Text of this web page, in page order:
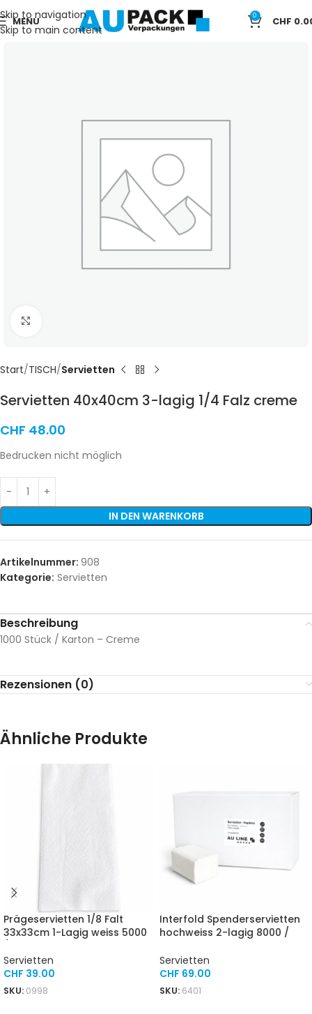
Skip to navigation
Skip to main content
MENU 0 CHF
Start TISCH Servietten
Servietten 40x40cm 3-lagig 1/4 Falz creme
CHF 48.00
Bedrucken nicht möglich
IN DEN WARENKORB
Artikelnummer: 908
Kategorie: Servietten
Beschreibung
1000 Stück / Karton – Creme
Rezensionen (0)
Ähnliche Produkte
Prägeservietten 1/8 Falt
33x33cm 1-Lagig weiss 5000
Servietten
CHF 39.00
SKU: 0998
Interfold Spenderservietten
hochweiss 2-lagig 8000 /
Servietten
CHF 69.00
SKU: 6401